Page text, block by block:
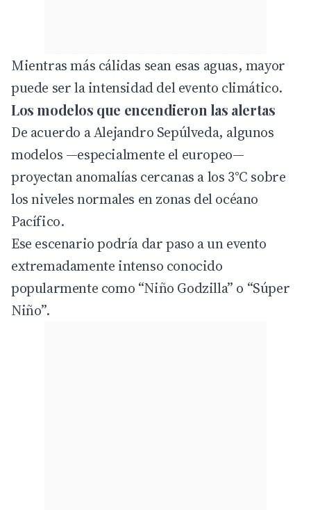
Mientras más cálidas sean esas aguas, mayor
puede ser la intensidad del evento climático.
Los modelos que encendieron las alertas
De acuerdo a Alejandro Sepúlveda, algunos
modelos —especialmente el europeo—
proyectan anomalías cercanas a los 3°C sobre
los niveles normales en zonas del océano
Pacífico.
Ese escenario podría dar paso a un evento
extremadamente intenso conocido
popularmente como “Niño Godzilla” o “Súper
Niño”.